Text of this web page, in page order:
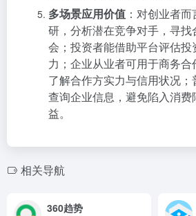
多场景应用价值 ：对创业者
研，分析潜在竞争对手，寻
会；投资者能借助平台评估
力；企业从业者可用于商务合
了解合作方实力与信用状况
查询企业信息，避免陷入消
益。
相关导航
360趋势